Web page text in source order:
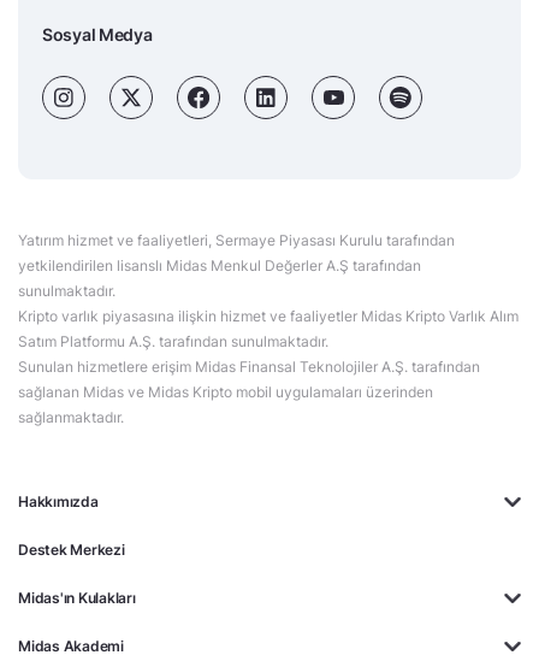
Hakkımızda
Destek Merkezi
Midas'ın Kulakları
Midas Akademi
Sosyal Medya
Yatırım hizmet ve faaliyetleri, Sermaye Piyasası Kurulu tarafından
yetkilendirilen lisanslı Midas Menkul Değerler A.Ş tarafından
sunulmaktadır.
Kripto varlık piyasasına ilişkin hizmet ve faaliyetler Midas Kripto Varlık Alım
Satım Platformu A.Ş. tarafından sunulmaktadır.
Sunulan hizmetlere erişim Midas Finansal Teknolojiler A.Ş. tarafından
sağlanan Midas ve Midas Kripto mobil uygulamaları üzerinden
sağlanmaktadır.